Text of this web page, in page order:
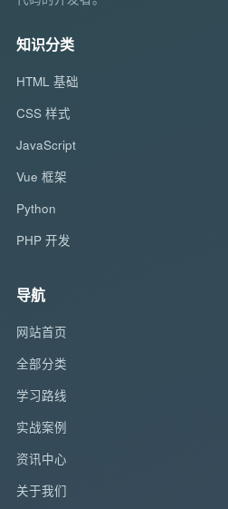
知识分类
HTML 基础
CSS 样式
JavaScript
Vue 框架
Python
PHP 开发
导航
网站首页
全部分类
学习路线
实战案例
资讯中心
关于我们